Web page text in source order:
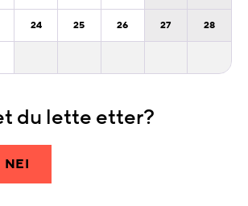
24 25 26 27 28
du lette etter?
NEI